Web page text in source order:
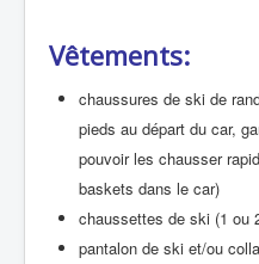
Vêtements:
chaussures de ski de
pieds au départ du car,
pouvoir les chausser
baskets dans le car)
chaussettes de ski (1 ou
pantalon de ski et/ou